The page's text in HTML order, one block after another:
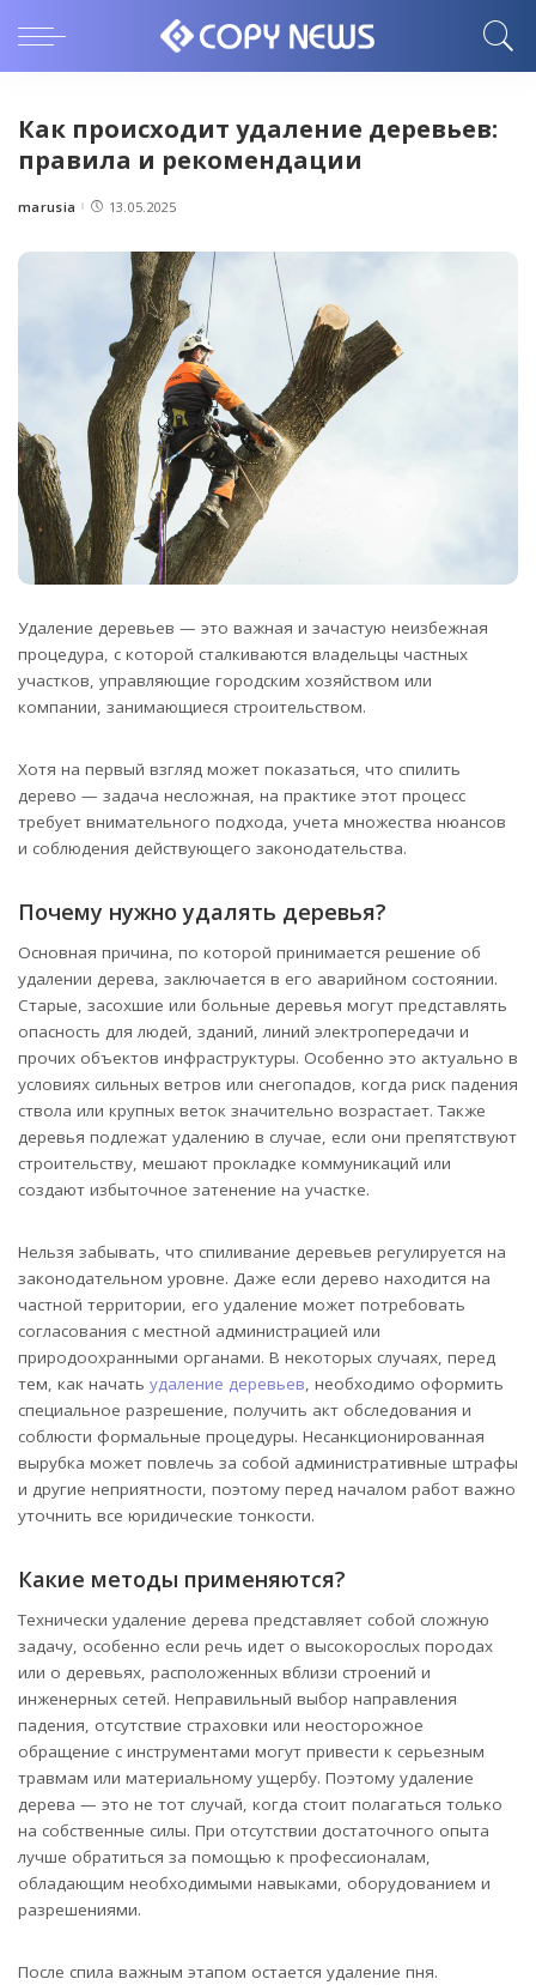
Как происходит удаление деревьев:
правила и рекомендации
Posted
marusia 13.05.2025
Удаление деревьев — это важная и зачастую неизбежная
процедура, с которой сталкиваются владельцы частных
участков, управляющие городским хозяйством или
компании, занимающиеся строительством.
Хотя на первый взгляд может показаться, что спилить
дерево — задача несложная, на практике этот процесс
требует внимательного подхода, учета множества нюансов
и соблюдения действующего законодательства.
Почему нужно удалять деревья?
Основная причина, по которой принимается решение об
удалении дерева, заключается в его аварийном состоянии.
Старые, засохшие или больные деревья могут представлять
опасность для людей, зданий, линий электропередачи и
прочих объектов инфраструктуры. Особенно это актуально в
условиях сильных ветров или снегопадов, когда риск падения
ствола или крупных веток значительно возрастает. Также
деревья подлежат удалению в случае, если они препятствуют
строительству, мешают прокладке коммуникаций или
создают избыточное затенение на участке.
Нельзя забывать, что спиливание деревьев регулируется на
законодательном уровне. Даже если дерево находится на
частной территории, его удаление может потребовать
согласования с местной администрацией или
природоохранными органами. В некоторых случаях, перед
тем, как начать удаление деревьев, необходимо оформить
специальное разрешение, получить акт обследования и
соблюсти формальные процедуры. Несанкционированная
вырубка может повлечь за собой административные штрафы
и другие неприятности, поэтому перед началом работ важно
уточнить все юридические тонкости.
Какие методы применяются?
Технически удаление дерева представляет собой сложную
задачу, особенно если речь идет о высокорослых породах
или о деревьях, расположенных вблизи строений и
инженерных сетей. Неправильный выбор направления
падения, отсутствие страховки или неосторожное
обращение с инструментами могут привести к серьезным
травмам или материальному ущербу. Поэтому удаление
дерева — это не тот случай, когда стоит полагаться только
на собственные силы. При отсутствии достаточного опыта
лучше обратиться за помощью к профессионалам,
обладающим необходимыми навыками, оборудованием и
разрешениями.
После спила важным этапом остается удаление пня.